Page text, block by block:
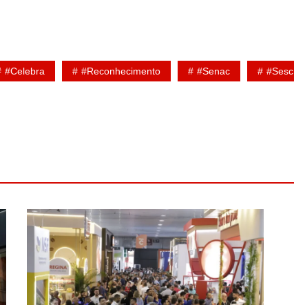
#celebra #reconhecimento #Senac #Sesc